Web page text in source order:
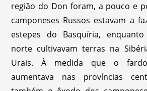
região do Don foram, a pouco e
camponeses Russos estavam a
estepes do Basquíria,
norte cultivavam terras na
Urais. À medida que o
aumentava nas províncias